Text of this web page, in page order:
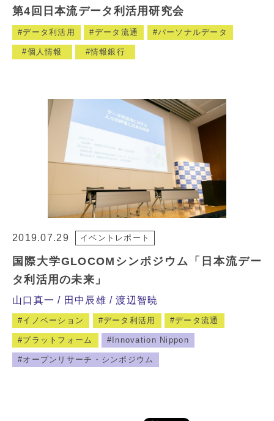
第4回日本流データ利活用研究会
データ利活用 データ流通 パーソナルデータ
個人情報 情報銀行
2019.07.29 イベントレポート
国際大学GLOCOMシンポジウム「日本流デー
タ利活用の未来」
山口真一 田中辰雄 渡辺智暁
イノベーション データ利活用 データ流通
プラットフォーム Innovation Nippon
オープンリサーチ・シンポジウム